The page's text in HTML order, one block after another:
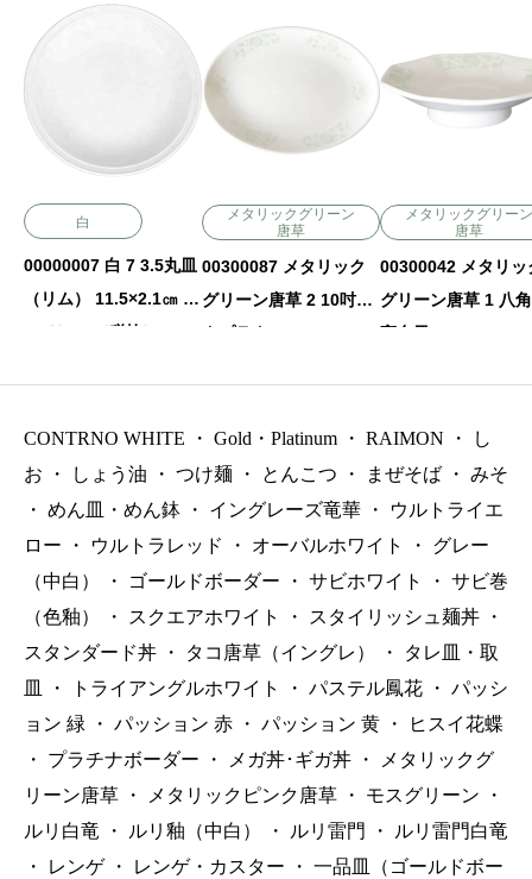
白
00000007 白 7 3.5丸皿
（リム） 11.5×2.1㎝ P.
95 ￥650（税抜）
メタリックグリーン
唐草
00300087 メタリック
グリーン唐草 2 10吋メ
タプラター 26.5×19×2.
メタリックグリーン
唐草
00300042 メタリッ
グリーン唐草 1 八
高台皿 19.8×4.6㎝ P.13
CONTRNO WHITE ・ Gold・Platinum ・ RAIMON ・
し
お
・ しょう油 ・ つけ麺 ・ とんこつ ・ まぜそば ・ みそ
・ めん皿・めん鉢 ・ イングレーズ竜華 ・
ウルトライエ
ロー
・ ウルトラレッド ・ オーバルホワイト ・
グレー
（中白）
・ ゴールドボーダー ・ サビホワイト ・ サビ巻
（色釉）
・ スクエアホワイト ・ スタイリッシュ麺丼
・
スタンダード丼
・ タコ唐草（イングレ） ・
タレ皿・取
皿
・ トライアングルホワイト ・ パステル鳳花 ・ パッシ
ョン 緑
・ パッション 赤 ・ パッション 黄 ・
ヒスイ花蝶
・
プラチナボーダー ・ メガ丼･ギガ丼 ・
メタリックグ
リーン唐草
・ メタリックピンク唐草 ・ モスグリーン
・
ルリ白竜
・ ルリ釉（中白） ・ ルリ雷門 ・
ルリ雷門白竜
・
レンゲ ・ レンゲ・カスター ・ 一品皿（ゴールドボー